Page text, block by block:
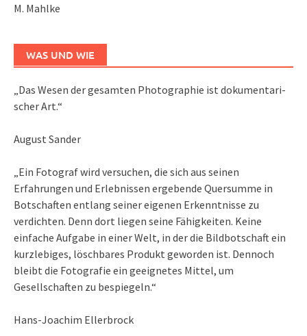
M. Mahlke
WAS UND WIE
„Das We­sen der ge­sam­ten Pho­to­gra­phie ist do­ku­men­ta­ri­
scher Art.“
August Sander
„Ein Fotograf wird versuchen, die sich aus seinen
Erfahrungen und Erlebnissen ergebende Quersumme in
Botschaften entlang seiner eigenen Erkenntnisse zu
verdichten. Denn dort liegen seine Fähigkeiten. Keine
einfache Aufgabe in einer Welt, in der die Bildbotschaft ein
kurzlebiges, löschbares Produkt geworden ist. Dennoch
bleibt die Fotografie ein geeignetes Mittel, um
Gesellschaften zu bespiegeln.“
Hans-Joachim Ellerbrock